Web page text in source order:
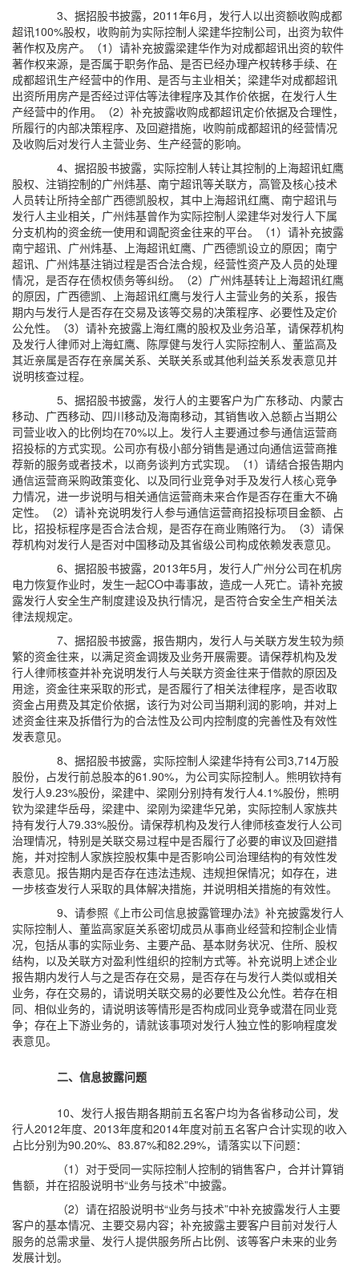
3、据招股书披露，2011年6月，发行人以出资额收购成都
超讯100%股权，收购前为实际控制人梁建华控制公司，出资为软件
著作权及房产。（1）请补充披露梁建华作为对成都超讯出资的软件
著作权来源，是否属于职务作品、是否已经办理产权转移手续、在
成都超讯生产经营中的作用、是否与主业相关；梁建华对成都超讯
出资所用房产是否经过评估等法律程序及其作价依据，在发行人生
产经营中的作用。（2）补充披露收购成都超讯定价依据及合理性，
所履行的内部决策程序、及回避措施，收购前成都超讯的经营情况
及收购后对发行人主营业务、生产经营的影响。
4、据招股书披露，实际控制人转让其控制的上海超讯虹鹰
股权、注销控制的广州炜基、南宁超讯等关联方，高管及核心技术
人员转让所持全部广西德凯股权，其中上海超讯红鹰、南宁超讯与
发行人主业相关，广州炜基曾作为实际控制人梁建华对发行人下属
分支机构的资金统一使用和调配资金往来的平台。（1）请补充披露
南宁超讯、广州炜基、上海超讯虹鹰、广西德凯设立的原因；南宁
超讯、广州炜基注销过程是否合法合规，经营性资产及人员的处理
情况，是否存在债权债务等纠纷。（2）广州炜基转让上海超讯红鹰
的原因，广西德凯、上海超讯红鹰与发行人主营业务的关系，报告
期内与发行人是否存在交易及该等交易的决策程序、必要性及定价
公允性。（3）请补充披露上海红鹰的股权及业务沿革，请保荐机构
及发行人律师对上海虹鹰、陈厚健与发行人实际控制人、董监高及
其近亲属是否存在亲属关系、关联关系或其他利益关系发表意见并
说明核查过程。
5、据招股书披露，发行人的主要客户为广东移动、内蒙古
移动、广西移动、四川移动及海南移动，其销售收入总额占当期公
司营业收入的比例均在70%以上。发行人主要通过参与通信运营商
招投标的方式实现。公司亦有极小部分销售是通过向通信运营商推
荐新的服务或者技术，以商务谈判方式实现。（1）请结合报告期内
通信运营商采购政策变化、以及同行业竞争对手及发行人核心竞争
力情况，进一步说明与相关通信运营商未来合作是否存在重大不确
定性。（2）请补充说明发行人参与通信运营商招投标项目金额、占
比，招投标程序是否合法合规，是否存在商业贿赂行为。（3）请保
荐机构对发行人是否对中国移动及其省级公司构成依赖发表意见。
6、据招股书披露，2013年5月，发行人广州分公司在机房
电力恢复作业时，发生一起CO中毒事故，造成一人死亡。请补充披
露发行人安全生产制度建设及执行情况，是否符合安全生产相关法
律法规规定。
7、据招股书披露，报告期内，发行人与关联方发生较为频
繁的资金往来，以满足资金调拨及业务开展需要。请保荐机构及发
行人律师核查并补充说明发行人与关联方资金往来于借款的原因及
用途，资金往来采取的形式，是否履行了相关法律程序，是否收取
资金占用费及其定价依据，该行为对公司当期利润的影响，并对上
述资金往来及拆借行为的合法性及公司内控制度的完善性及有效性
发表意见。
8、据招股书披露，实际控制人梁建华持有公司3,714万股
股份，占发行前总股本的61.90%，为公司实际控制人。熊明钦持有
发行人9.23%股份，梁建中、梁刚分别持有发行人4.1%股份，熊明
钦为梁建华岳母，梁建中、梁刚为梁建华兄弟，实际控制人家族共
持有发行人79.33%股份。请保荐机构及发行人律师核查发行人公司
治理情况，特别是关联交易过程中是否履行了必要的审议及回避措
施，并对控制人家族控股权集中是否影响公司治理结构的有效性发
表意见。报告期内是否存在违法违规、违规担保情况；如存在，进
一步核查发行人采取的具体解决措施，并说明相关措施的有效性。
9、请参照《上市公司信息披露管理办法》补充披露发行人
实际控制人、董监高家庭关系密切成员从事商业经营和控制企业情
况，包括从事的实际业务、主要产品、基本财务状况、住所、股权
结构，以及关联方对盈利性组织的控制方式等。补充说明上述企业
报告期内发行人与之是否存在交易，是否存在与发行人类似或相关
业务，存在交易的，请说明关联交易的必要性及公允性。若存在相
同、相似业务的，请说明该等情形是否构成同业竞争或潜在同业竞
争；存在上下游业务的，请就该事项对发行人独立性的影响程度发
表意见。
二、信息披露问题
10、发行人报告期各期前五名客户均为各省移动公司，发
行人2012年度、2013年度和2014年度对前五名客户合计实现的收入
占比分别为90.20%、83.87%和82.29%，请落实以下问题：
（1）对于受同一实际控制人控制的销售客户，合并计算销
售额，并在招股说明书“业务与技术”中披露。
（2）请在招股说明书“业务与技术”中补充披露发行人主要
客户的基本情况、主要交易内容；补充披露主要客户目前对发行人
服务的总需求量、发行人提供服务所占比例、该等客户未来的业务
发展计划。